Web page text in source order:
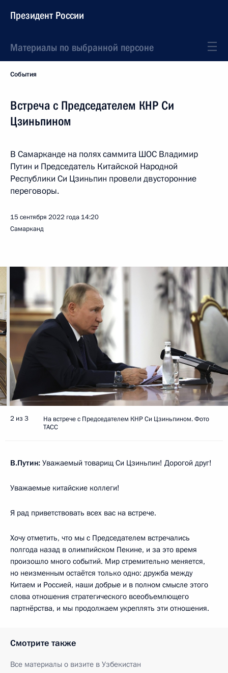
Президент России
Материалы по выбранной персоне
События
Встреча с Председателем КНР Си
Цзиньпином
В Самарканде на полях саммита ШОС Владимир
Путин и Председатель Китайской Народной
Республики Си Цзиньпин провели двусторонние
переговоры.
15 сентября 2022 года 14:20
Самарканд
2 из 3
На встрече с Председателем КНР Си Цзиньпином. Фото
ТАСС
В.Путин: Уважаемый товарищ Си Цзиньпин! Дорогой друг!
Уважаемые китайские коллеги!
Я рад приветствовать всех вас на встрече.
Хочу отметить, что мы с Председателем встречались
полгода назад в олимпийском Пекине, и за это время
произошло много событий. Мир стремительно меняется,
но неизменным остаётся только одно: дружба между
Китаем и Россией, наши добрые и в полном смысле этого
слова отношения стратегического всеобъемлющего
партнёрства, и мы продолжаем укреплять эти отношения.
Смотрите также
Все материалы о визите в Узбекистан